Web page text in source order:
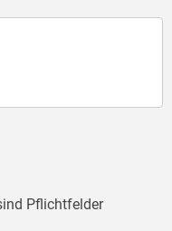
Pflichtfelder